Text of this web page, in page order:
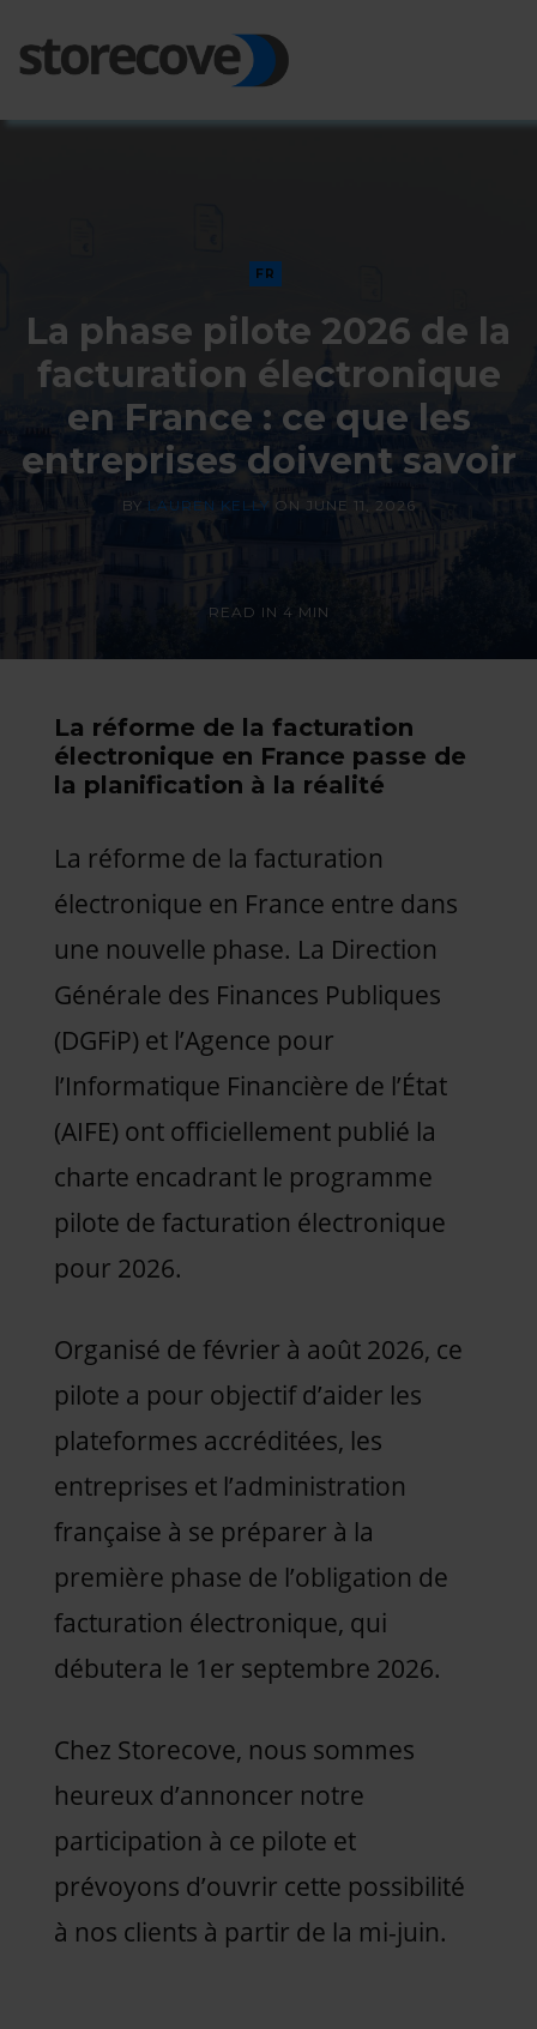
FR
La phase pilote 2026 de la
facturation électronique
en France : ce que les
entreprises doivent savoir
BY LAUREN KELLY ON JUNE 11, 2026
READ IN 4 MIN
La réforme de la facturation
électronique en France passe de
la planification à la réalité
La réforme de la facturation
électronique en France entre dans
une nouvelle phase. La Direction
Générale des Finances Publiques
(DGFiP) et l’Agence pour
l’Informatique Financière de l’État
(AIFE) ont officiellement publié la
charte encadrant le programme
pilote de facturation électronique
pour 2026.
Organisé de février à août 2026, ce
pilote a pour objectif d’aider les
plateformes accréditées, les
entreprises et l’administration
française à se préparer à la
première phase de l’obligation de
facturation électronique, qui
débutera le 1er septembre 2026.
Chez Storecove, nous sommes
heureux d’annoncer notre
participation à ce pilote et
prévoyons d’ouvrir cette possibilité
à nos clients à partir de la mi-juin.